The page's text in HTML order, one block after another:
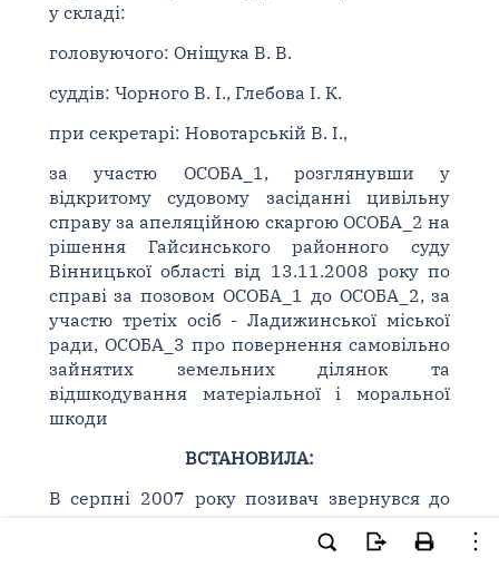
у складі:
головуючого: Оніщука В. В.
суддів: Чорного В. І., Глебова І. К.
при секретарі: Новотарській В. І.,
за участю ОСОБА_1, розглянувши у
відкритому судовому засіданні цивільну
справу за апеляційною скаргою ОСОБА_2 на
рішення Гайсинського районного суду
Вінницької області від 13.11.2008 року по
справі за позовом ОСОБА_1 до ОСОБА_2, за
участю третіх осіб - Ладижинської міської
ради, ОСОБА_3 про повернення самовільно
зайнятих земельних ділянок та
відшкодування матеріальної і моральної
шкоди
ВСТАНОВИЛА:
В серпні 2007 року позивач звернувся до
те, що на підставі рішення Ладижинської